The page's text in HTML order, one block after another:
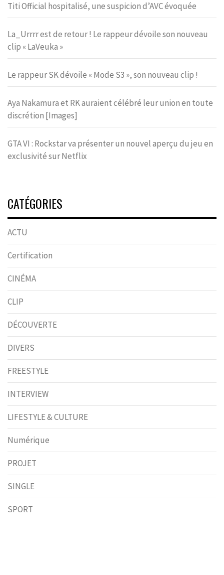
Titi Official hospitalisé, une suspicion d’AVC évoquée
La_Urrrr est de retour ! Le rappeur dévoile son nouveau
clip « LaVeuka »
Le rappeur SK dévoile « Mode S3 », son nouveau clip !
Aya Nakamura et RK auraient célébré leur union en toute
discrétion [Images]
GTA VI : Rockstar va présenter un nouvel aperçu du jeu en
exclusivité sur Netflix
CATÉGORIES
ACTU
Certification
CINÉMA
CLIP
DÉCOUVERTE
DIVERS
FREESTYLE
INTERVIEW
LIFESTYLE & CULTURE
Numérique
PROJET
SINGLE
SPORT